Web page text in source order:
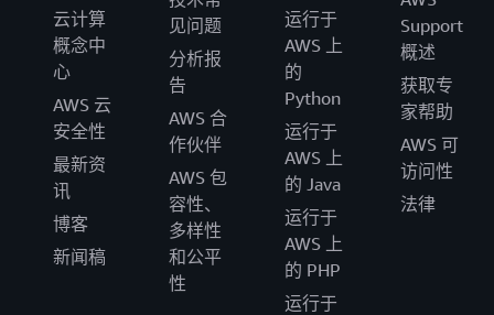
云计算
概念中
心
AWS 云
安全性
最新资
讯
博客
新闻稿
见问题
分析报
告
AWS 合
作伙伴
AWS 包
容性、
多样性
和公平
性
运行于
AWS 上
的
Python
运行于
AWS 上
的 Java
运行于
AWS 上
的 PHP
运行于
Support
概述
获取专
家帮助
AWS 可
访问性
法律